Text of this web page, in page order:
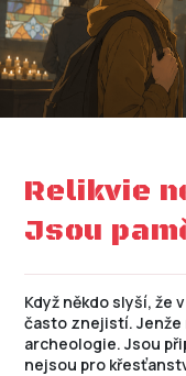
Relikvie
Jsou
Když někdo slyší, že
často znejistí.
archeologie. Jsou
nejsou pro